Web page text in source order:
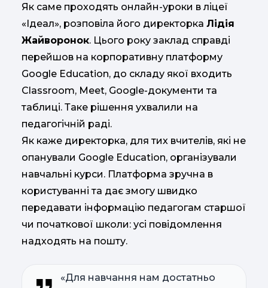
Як саме проходять онлайн-уроки в ліцеї
«Ідеал», розповіла його директорка Лідія
Жайворонок. Цього року заклад справді
перейшов на корпоративну платформу
Google Education, до складу якої входить
Classroom, Meet, Google-документи та
таблиці. Таке рішення ухвалили на
педагогічній раді.
Як каже директорка, для тих вчителів, які не
опанували Google Education, організували
навчальні курси. Платформа зручна в
користуванні та дає змогу швидко
передавати інформацію педагогам старшої
чи початкової школи: усі повідомлення
надходять на пошту.
«Для навчання нам достатньо